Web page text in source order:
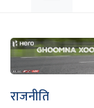
राजनीति